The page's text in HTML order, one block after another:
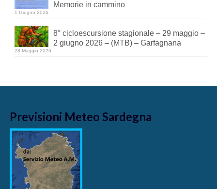
Memorie in cammino
1 Giugno 2026
8° cicloescursione stagionale – 29 maggio –
2 giugno 2026 – (MTB) – Garfagnana
28 Maggio 2026
Previsioni Meteo Sardegna